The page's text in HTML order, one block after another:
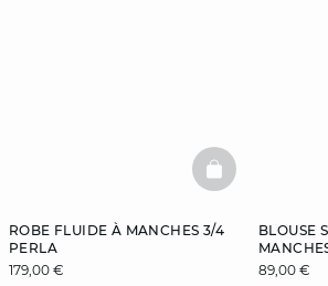
ROBE FLUIDE À MANCHES 3/4
PERLA
179,00 €
BASKETFULL
BLOUSE
89,00 €